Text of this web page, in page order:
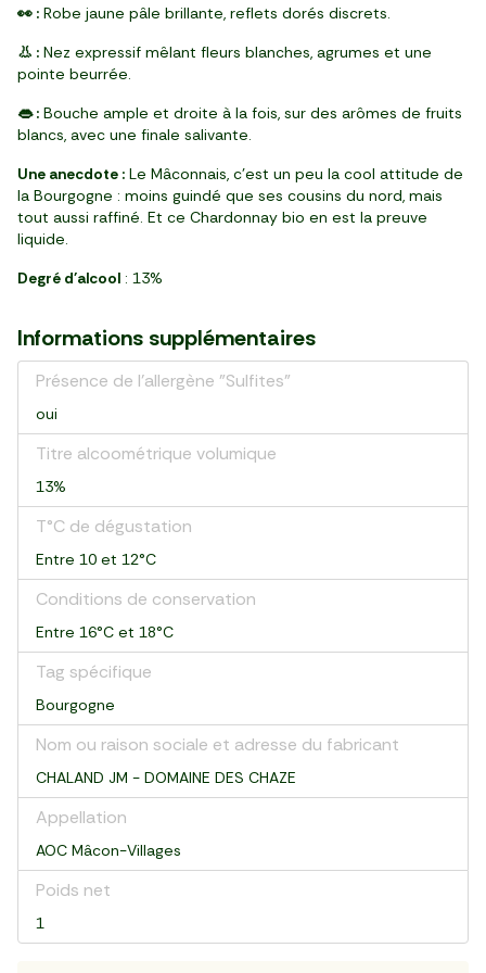
👀 : Robe jaune pâle brillante, reflets dorés discrets.
👃 : Nez expressif mêlant fleurs blanches, agrumes et une
pointe beurrée.
👄 : Bouche ample et droite à la fois, sur des arômes de fruits
blancs, avec une finale salivante.
Une anecdote : Le Mâconnais, c’est un peu la cool attitude de
la Bourgogne : moins guindé que ses cousins du nord, mais
tout aussi raffiné. Et ce Chardonnay bio en est la preuve
liquide.
Degré d'alcool : 13%
Informations supplémentaires
Présence de l'allergène "Sulfites"
oui
Titre alcoométrique volumique
13%
T°C de dégustation
Entre 10 et 12°C
Conditions de conservation
Entre 16°C et 18°C
Tag spécifique
Bourgogne
Nom ou raison sociale et adresse du fabricant
CHALAND JM - DOMAINE DES CHAZE
Appellation
AOC Mâcon-Villages
Poids net
1